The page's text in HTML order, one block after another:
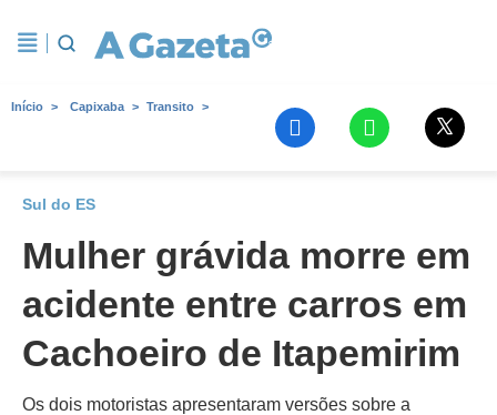
Início Capixaba Transito
Sul do ES
Mulher grávida morre em
acidente entre carros em
Cachoeiro de Itapemirim
Os dois motoristas apresentaram versões sobre a